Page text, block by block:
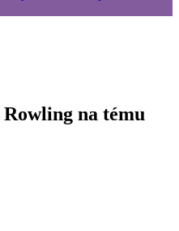
na tému